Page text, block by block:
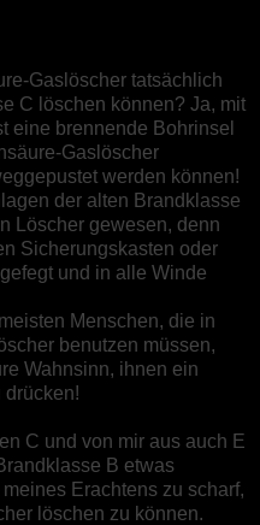
Gaslöscher tatsächlich
C löschen können? Ja, mit
eine brennende Bohrinsel
Gaslöscher
werden können!
der alten Brandklasse
Löscher gewesen, denn
Sicherungskasten oder
und in alle Winde
Menschen, die in
benutzen müssen,
Wahnsinn, ihnen ein
drücken!
C und von mir aus auch E
B etwas
Erachtens zu scharf,
löschen zu können.